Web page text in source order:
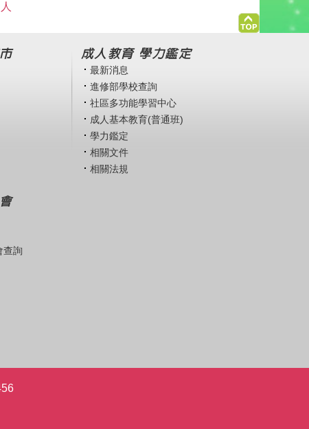
成人教育 學力鑑定
最新消息
進修部學校查詢
社區多功能學習中心
成人基本教育(普通班)
學力鑑定
相關文件
相關法規
查詢